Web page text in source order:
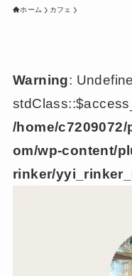
ホーム カフェ
Warning:
/home/
om/wp-content/
rinker/